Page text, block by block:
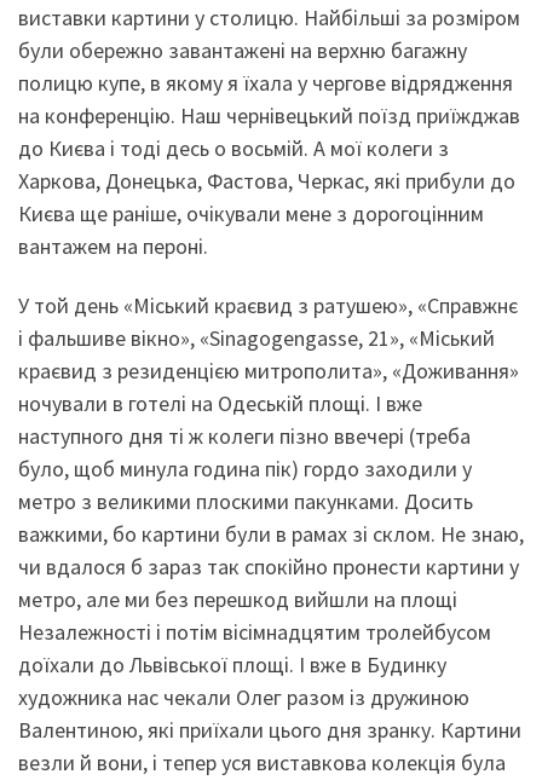
виставки картини у столицю. Найбільші за розміром
були обережно завантажені на верхню багажну
полицю купе, в якому я їхала у чергове відрядження
на конференцію. Наш чернівецький поїзд приїжджав
до Києва і тоді десь о восьмій. А мої колеги з
Харкова, Донецька, Фастова, Черкас, які прибули до
Києва ще раніше, очікували мене з дорогоцінним
вантажем на пероні.
У той день «Міський краєвид з ратушею», «Справжнє
і фальшиве вікно», «Sinagogengasse, 21», «Міський
краєвид з резиденцією митрополита», «Доживання»
ночували в готелі на Одеській площі. І вже
наступного дня ті ж колеги пізно ввечері (треба
було, щоб минула година пік) гордо заходили у
метро з великими плоскими пакунками. Досить
важкими, бо картини були в рамах зі склом. Не знаю,
чи вдалося б зараз так спокійно пронести картини у
метро, але ми без перешкод вийшли на площі
Незалежності і потім вісімнадцятим тролейбусом
доїхали до Львівської площі. І вже в Будинку
художника нас чекали Олег разом із дружиною
Валентиною, які приїхали цього дня зранку. Картини
везли й вони, і тепер уся виставкова колекція була